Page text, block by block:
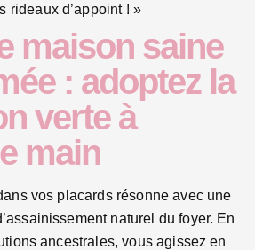
rideaux d’appoint ! »
maison saine
: adoptez la
verte à
main
vos placards résonne avec une
naturel du foyer. En
ancestrales, vous agissez en